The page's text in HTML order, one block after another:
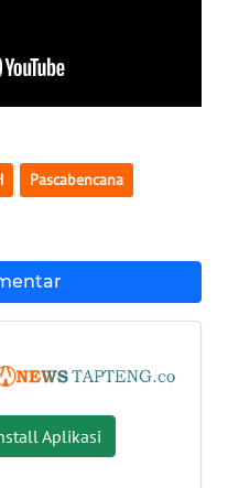
Pascabencana
Aplikasi